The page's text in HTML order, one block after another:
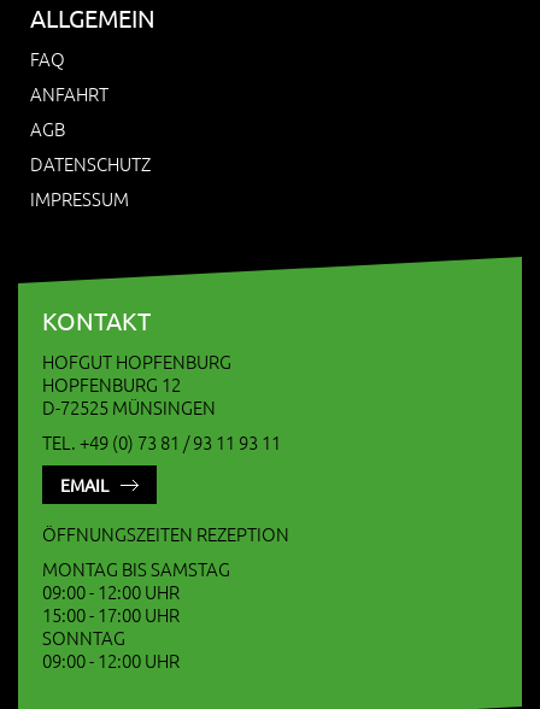
ALLGEMEIN
FAQ
ANFAHRT
AGB
DATENSCHUTZ
IMPRESSUM
KONTAKT
HOFGUT HOPFENBURG
HOPFENBURG 12
D-72525 MÜNSINGEN
TEL. +49 (0) 73 81 / 93 11 93 11
EMAIL
ÖFFNUNGSZEITEN REZEPTION
MONTAG BIS SAMSTAG
09:00 - 12:00 UHR
15:00 - 17:00 UHR
SONNTAG
09:00 - 12:00 UHR